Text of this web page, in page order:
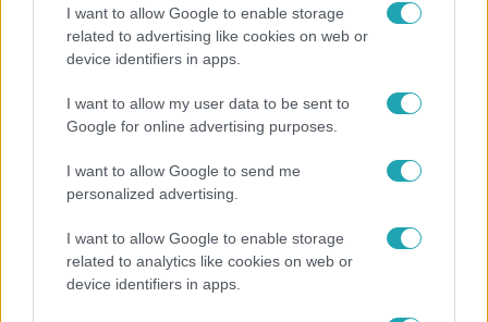
I want to allow Google to enable storage
related to advertising like cookies on web or
device identifiers in apps.
I want to allow my user data to be sent to
Google for online advertising purposes.
I want to allow Google to send me
personalized advertising.
I want to allow Google to enable storage
related to analytics like cookies on web or
device identifiers in apps.
Mindössze 214-en élnek a borsodi zsákfaluban,